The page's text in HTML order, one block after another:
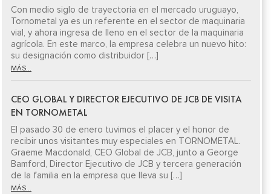
Con medio siglo de trayectoria en el mercado uruguayo,
Tornometal ya es un referente en el sector de maquinaria
vial, y ahora ingresa de lleno en el sector de la maquinaria
agrícola. En este marco, la empresa celebra un nuevo hito:
su designación como distribuidor […]
MÁS...
CEO GLOBAL Y DIRECTOR EJECUTIVO DE JCB DE VISITA
EN TORNOMETAL
El pasado 30 de enero tuvimos el placer y el honor de
recibir unos visitantes muy especiales en TORNOMETAL.
Graeme Macdonald, CEO Global de JCB, junto a George
Bamford, Director Ejecutivo de JCB y tercera generación
de la familia en la empresa que lleva su […]
MÁS...